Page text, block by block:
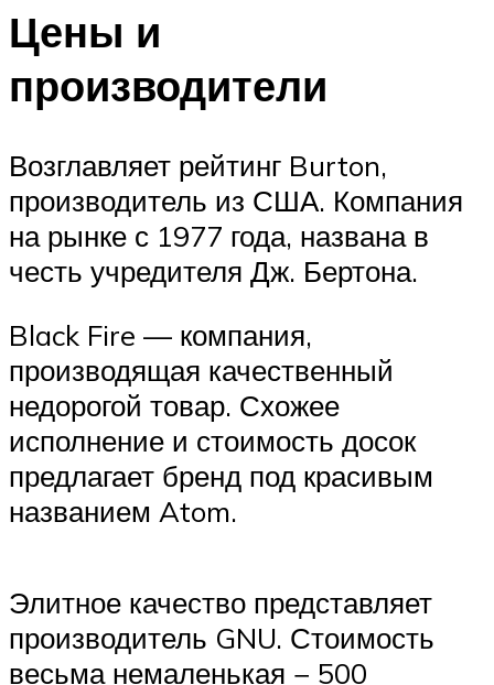
Цены и
производители
Возглавляет рейтинг Burton,
производитель из США. Компания
на рынке с 1977 года, названа в
честь учредителя Дж. Бертона.
Black Fire — компания,
производящая качественный
недорогой товар. Схожее
исполнение и стоимость досок
предлагает бренд под красивым
названием Atom.
Элитное качество представляет
производитель GNU. Стоимость
весьма немаленькая − 500